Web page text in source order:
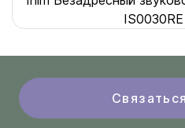
IS0030RE